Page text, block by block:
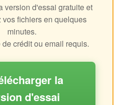
version d'essai gratuite et
vos fichiers en quelques
minutes.
crédit ou email requis.
la
d'essai